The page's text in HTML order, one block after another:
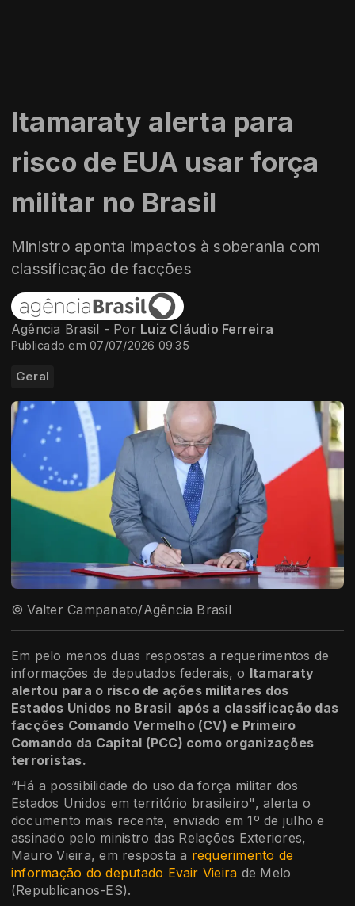
Itamaraty alerta para
risco de EUA usar força
militar no Brasil
Ministro aponta impactos à soberania com
classificação de facções
Agência Brasil - Por Luiz Cláudio Ferreira
Publicado em 07/07/2026 09:35
Geral
© Valter Campanato/Agência Brasil
Em pelo menos duas respostas a requerimentos de
informações de deputados federais, o Itamaraty
alertou para o risco de ações militares dos
Estados Unidos no Brasil após a classificação das
facções Comando Vermelho (CV) e Primeiro
Comando da Capital (PCC) como organizações
terroristas.
“Há a possibilidade do uso da força militar dos
Estados Unidos em território brasileiro", alerta o
documento mais recente, enviado em 1º de julho e
assinado pelo ministro das Relações Exteriores,
Mauro Vieira, em resposta a requerimento de
informação do deputado Evair Vieira de Melo
(Republicanos-ES).